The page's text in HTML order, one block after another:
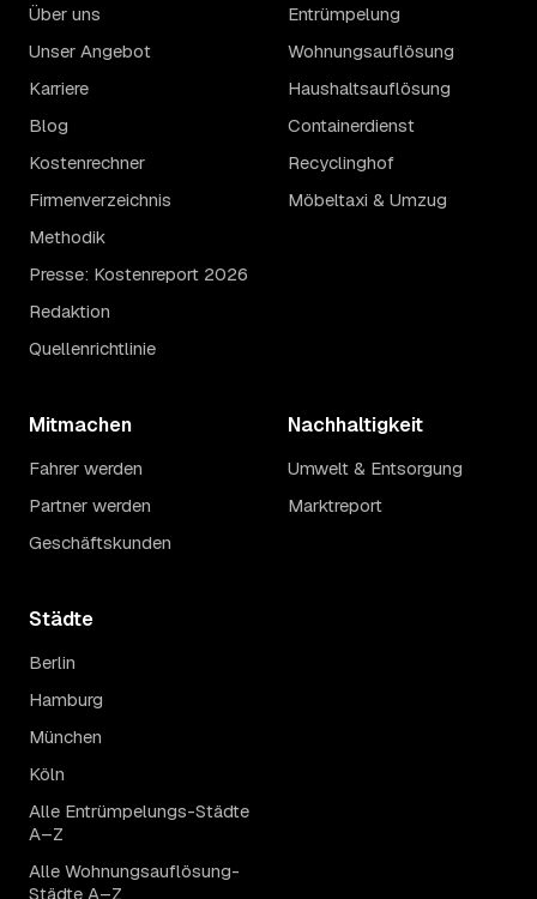
Über uns
Unser Angebot
Karriere
Blog
Kostenrechner
Firmenverzeichnis
Methodik
Presse: Kostenreport 2026
Redaktion
Quellenrichtlinie
Entrümpelung
Wohnungsauflösung
Haushaltsauflösung
Containerdienst
Recyclinghof
Möbeltaxi & Umzug
Mitmachen
Fahrer werden
Partner werden
Geschäftskunden
Nachhaltigkeit
Umwelt & Entsorgung
Marktreport
Städte
Berlin
Hamburg
München
Köln
Alle Entrümpelungs-Städte
A–Z
Alle Wohnungsauflösung-
Städte A–Z